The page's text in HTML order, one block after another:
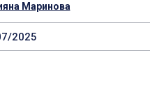
Маринова
2025